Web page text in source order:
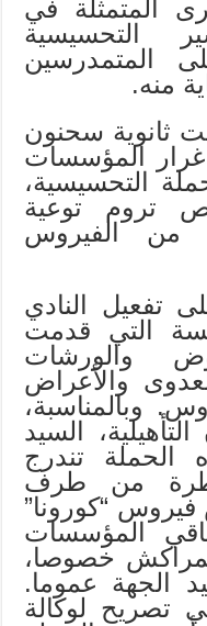
المتمثلة في
التحسيسية
المتمدرسين
منه.
ثانوية سحنون
غرار المؤسسات
التحسيسية،
تروم توعية
من الفيروس
تفعيل النادي
التي قدمت
والورشات
والأعراض
وبالمناسبة،
السيد
تندرج
من طرف
“كورونا”
المؤسسات
بمراكش خصوصا،
الجهة عموما.
تصريح لوكالة